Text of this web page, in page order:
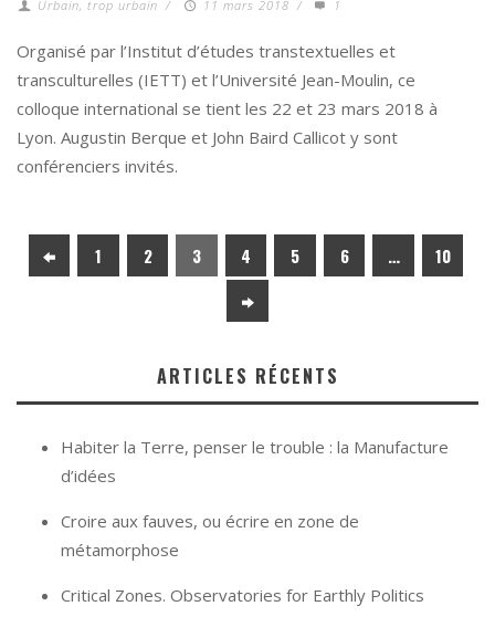
Urbain, trop urbain / 11 mars 2018 / 1
Organisé par l’Institut d’études transtextuelles et
transculturelles (IETT) et l’Université Jean-Moulin, ce
colloque international se tient les 22 et 23 mars 2018 à
Lyon. Augustin Berque et John Baird Callicot y sont
conférenciers invités.
1 2 3 4 5 6 … 10
ARTICLES RÉCENTS
Habiter la Terre, penser le trouble : la Manufacture
d’idées
Croire aux fauves, ou écrire en zone de
métamorphose
Critical Zones. Observatories for Earthly Politics